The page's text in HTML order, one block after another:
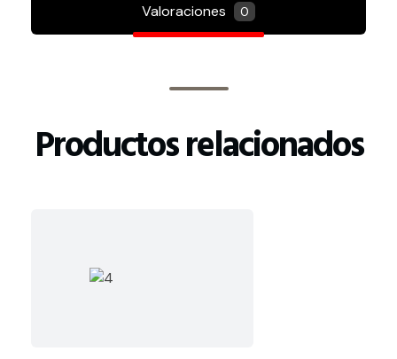
Valoraciones 0
Productos relacionados